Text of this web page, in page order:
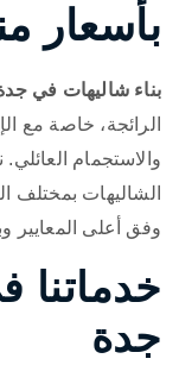
بأسعار
بناء شاليهات في
الرائجة، خاصة مع
والاستجمام
الشاليهات بمختلف
وفق أعلى المعايير
خدماتنا
جدة